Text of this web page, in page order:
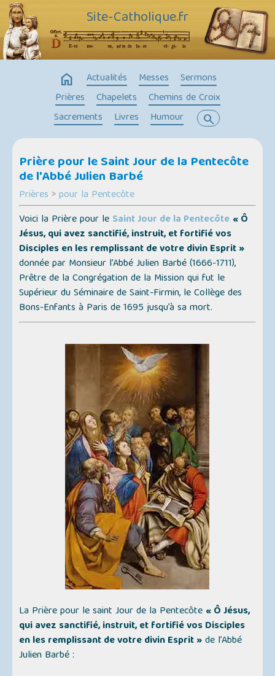
Site-Catholique.fr
home Actualités Messes
Sermons
Prières
Chapelets
Chemins de Croix
Sacrements
Livres Humour search
Prière pour le Saint Jour de la Pentecôte
de l'Abbé Julien Barbé
Prières >pour la Pentecôte
Voici la Prière pour le Saint Jour de la Pentecôte « Ô
Jésus, qui avez sanctifié, instruit, et fortifié vos
Disciples en les remplissant de votre divin Esprit »
donnée par Monsieur l’Abbé Julien Barbé (1666-1711),
Prêtre de la Congrégation de la Mission qui fut le
Supérieur du Séminaire de Saint-Firmin, le Collège des
Bons-Enfants à Paris de 1695 jusqu’à sa mort.
La Prière pour le saint Jour de la Pentecôte « Ô Jésus,
qui avez sanctifié, instruit, et fortifié vos Disciples
en les remplissant de votre divin Esprit »de l’Abbé
Julien Barbé :